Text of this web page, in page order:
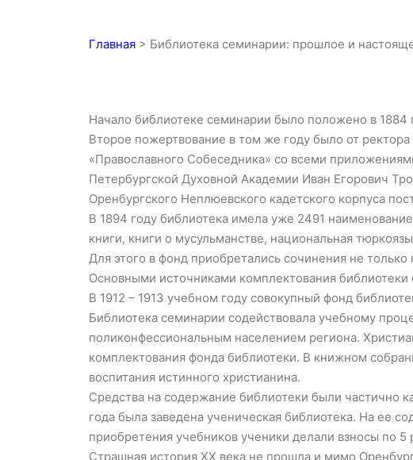
Главная > Библиотека семинарии: прошлое и
Начало библиотеке семинарии было положено в
Второе пожертвование в том же году было от
«Православного Собеседника» со всеми
Петербургской Духовной Академии Иван Егорович
Оренбургского Неплюевского кадетского корпуса
В 1894 году библиотека имела уже 2491
книги, книги о мусульманстве, национальная
Для этого в фонд приобретались сочинения не
Основными источниками комплектования
В 1912 – 1913 учебном году совокупный фонд
Библиотека семинарии содействовала учебному
поликонфессиональным населением региона.
комплектования фонда библиотеки. В книжном
воспитания истинного христианина.
Средства на содержание библиотеки были частично
года была заведена ученическая библиотека. На ее
приобретения учебников ученики делали взносы по
Страшная история XX века не прошла и мимо